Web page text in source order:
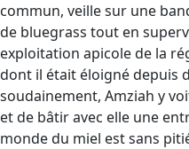
commun, veille sur une
de bluegrass tout en
exploitation apicole de la
dont il était éloigné depuis
soudainement, Amziah y
et de bâtir avec elle une
monde du miel est sans